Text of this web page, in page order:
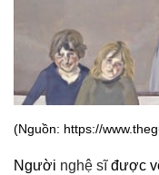
(Nguồn: https://
Người nghệ sĩđược